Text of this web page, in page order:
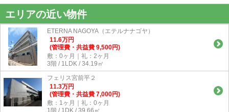
エリアの近い物件
ETERNA NAGOYA（エテルナナゴヤ）
11.6万円
(管理費・共益費 9,500円)
敷：0ヶ月｜礼：2ヶ月
3階 / 1LDK / 34.19㎡
フェリス宮前平２
11.3万円
(管理費・共益費 7,000円)
敷：1ヶ月｜礼：0ヶ月
1階 / 1DK / 39.66㎡